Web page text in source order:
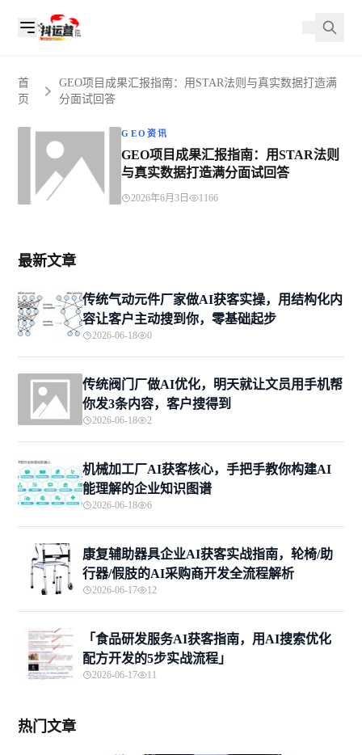
首
页
GEO项目成果汇报指南：用STAR法则与真实数据打造满
分面试回答
GEO资讯
GEO项目成果汇报指南：用STAR法则
与真实数据打造满分面试回答
2026年6月3日 1166
最新文章
传统气动元件厂家做AI获客实操，用结构化内
容让客户主动搜到你，零基础起步
2026-06-18 0
传统阀门厂做AI优化，明天就让文员用手机帮
你发3条内容，客户搜得到
2026-06-18 2
机械加工厂AI获客核心，手把手教你构建AI
能理解的企业知识图谱
2026-06-18 6
康复辅助器具企业AI获客实战指南，轮椅/助
行器/假肢的AI采购商开发全流程解析
2026-06-17 12
「食品研发服务AI获客指南，用AI搜索优化
配方开发的5步实战流程」
2026-06-17 11
热门文章